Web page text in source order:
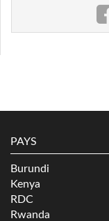
PAYS
Burundi
Kenya
RDC
Rwanda